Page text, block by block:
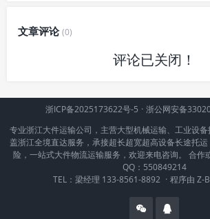
文章评论(0)
评论已关闭！
浙ICP备2025173622号-5 · 浙公网安备
专业浙江大件运输公司，主营大型机械运输、工业设
盖浙江全境直达服务，承接超长超宽超高设备长途托
险，一站式大件物流运输服务，欢迎来电咨询。 合作
QQ：550849214
TEL：梁经理 133-8561-8892 · 程序由 Z-